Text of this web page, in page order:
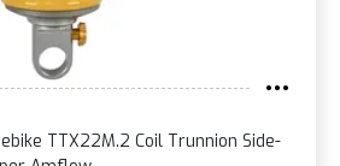
TTX22M.2 Coil Trunnion Side-